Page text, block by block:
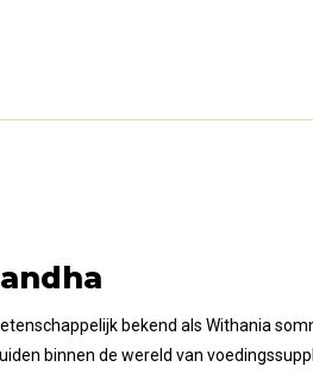
bekend als Withania
binnen de wereld van